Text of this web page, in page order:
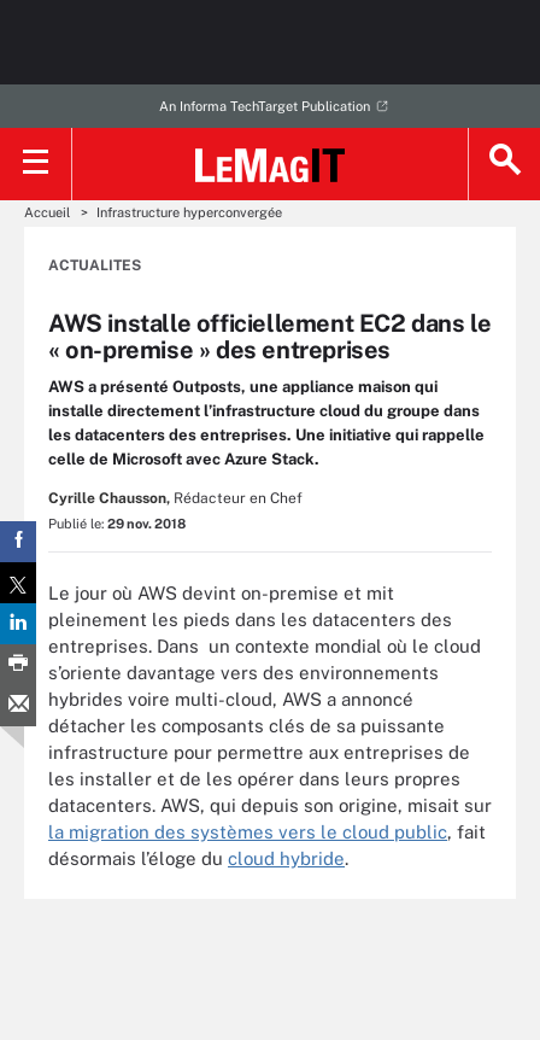
An Informa TechTarget Publication
Accueil Infrastructure hyperconvergée
ACTUALITES
AWS installe officiellement EC2 dans le
« on-premise » des entreprises
AWS a présenté Outposts, une appliance maison qui
installe directement l’infrastructure cloud du groupe dans
les datacenters des entreprises. Une initiative qui rappelle
celle de Microsoft avec Azure Stack.
Cyrille Chausson, Rédacteur en Chef
Publié le: 29 nov. 2018
Le jour où AWS devint on-premise et mit
pleinement les pieds dans les datacenters des
entreprises. Dans un contexte mondial où le cloud
s’oriente davantage vers des environnements
hybrides voire multi-cloud, AWS a annoncé
détacher les composants clés de sa puissante
infrastructure pour permettre aux entreprises de
les installer et de les opérer dans leurs propres
datacenters. AWS, qui depuis son origine, misait sur
la migration des systèmes vers le cloud public, fait
désormais l’éloge du cloud hybride.